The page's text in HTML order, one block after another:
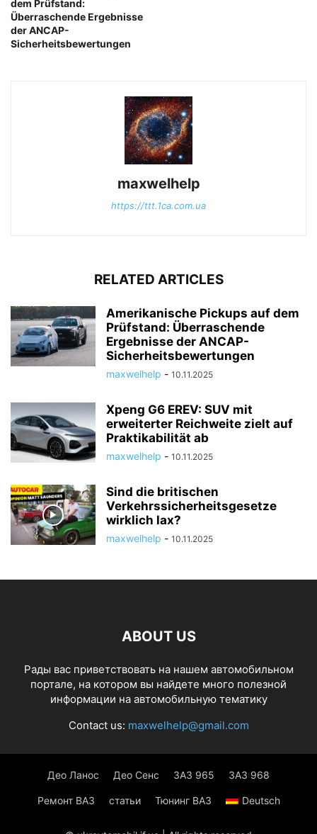
dem Prüfstand:
Überraschende Ergebnisse
der ANCAP-
Sicherheitsbewertungen
maxwelhelp
https://ttt.1ca.com.ua
RELATED ARTICLES
Amerikanische Pickups auf dem
Prüfstand: Überraschende
Ergebnisse der ANCAP-
Sicherheitsbewertungen
maxwelhelp - 10.11.2025
Xpeng G6 EREV: SUV mit
erweiterter Reichweite zielt auf
Praktikabilität ab
maxwelhelp - 10.11.2025
Sind die britischen
Verkehrssicherheitsgesetze
wirklich lax?
maxwelhelp - 10.11.2025
ABOUT US
Рады вас приветствовать на нашем автомобильном
портале, на котором вы найдете много полезной
информации на автомобильную тематику
Contact us: maxwelhelp@gmail.com
Део Ланос Део Сенс ЗАЗ 965 ЗАЗ 968
Ремонт ВАЗ статьи Тюнинг ВАЗ Deutsch